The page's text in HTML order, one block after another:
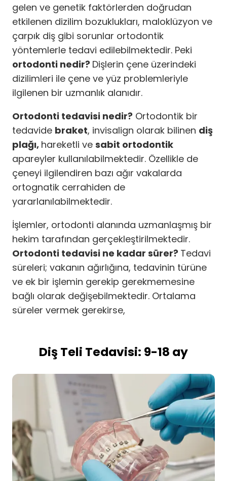
gelen ve genetik faktörlerden doğrudan
etkilenen dizilim bozuklukları, maloklüzyon ve
çarpık diş gibi sorunlar ortodontik
yöntemlerle tedavi edilebilmektedir. Peki
ortodonti nedir? Dişlerin çene üzerindeki
dizilimleri ile çene ve yüz problemleriyle
ilgilenen bir uzmanlık alanıdır.
Ortodonti tedavisi nedir? Ortodontik bir
tedavide braket, invisalign olarak bilinen diş
plağı, hareketli ve sabit ortodontik
apareyler kullanılabilmektedir. Özellikle de
çeneyi ilgilendiren bazı ağır vakalarda
ortognatik cerrahiden de
yararlanılabilmektedir.
İşlemler, ortodonti alanında uzmanlaşmış bir
hekim tarafından gerçekleştirilmektedir.
Ortodonti tedavisi ne kadar sürer? Tedavi
süreleri; vakanın ağırlığına, tedavinin türüne
ve ek bir işlemin gerekip gerekmemesine
bağlı olarak değişebilmektedir. Ortalama
süreler vermek gerekirse,
Diş Teli Tedavisi: 9-18 ay